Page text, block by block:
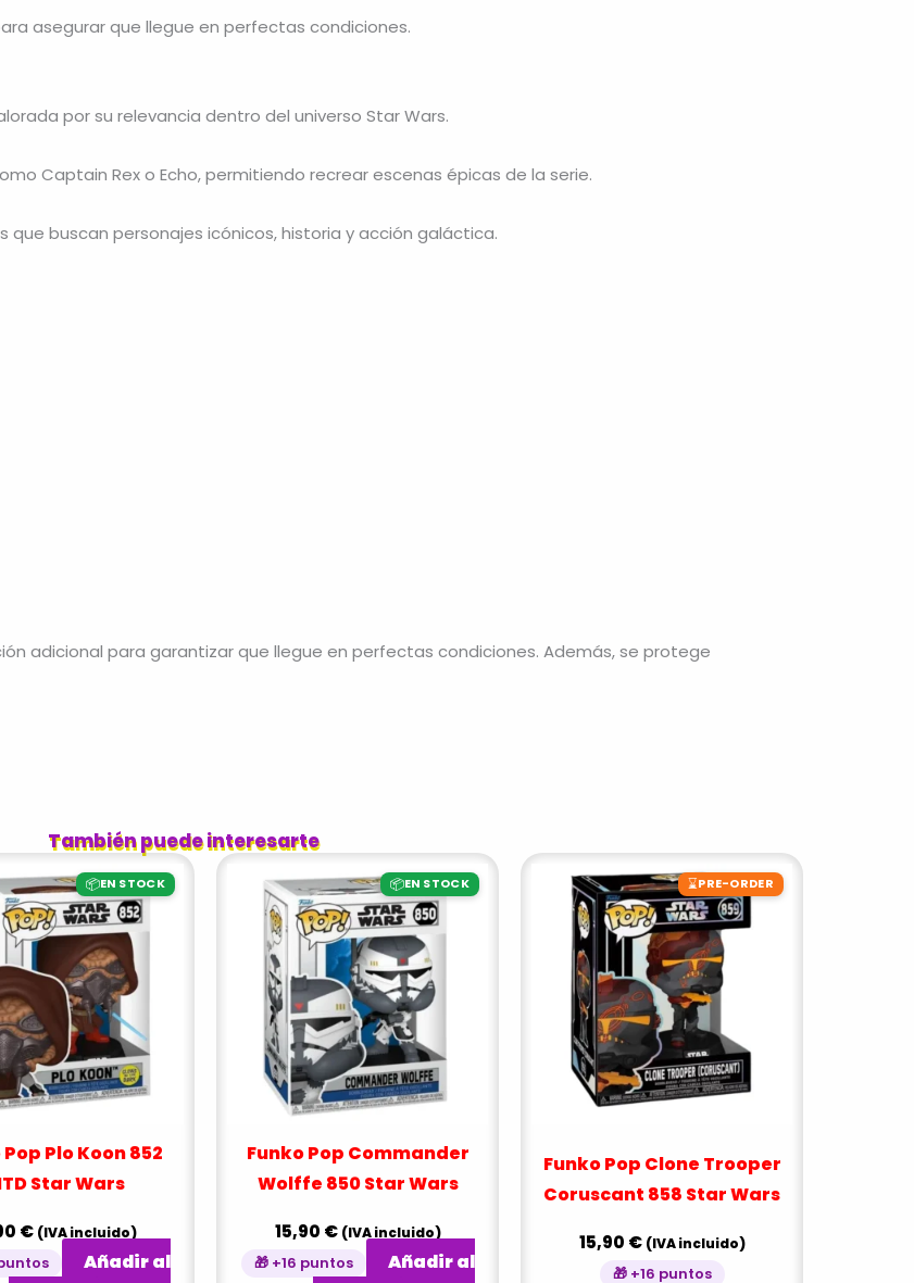
asegurar que llegue en perfectas condiciones.
por su relevancia dentro del universo Star Wars.
Captain Rex o Echo, permitiendo recrear escenas épicas de la serie.
buscan personajes icónicos, historia y acción galáctica.
adicional para garantizar que llegue en perfectas condiciones. Además, se protege
También puede interesarte
📦EN STOCK
Plo Koon 852
Star Wars
€ (IVA incluido)
Añadir al
📦EN STOCK
Funko Pop Commander
Wolffe 850 Star Wars
15,90 € (IVA incluido)
🎁 +16 puntos Añadir al
⌛PRE-ORDER
Funko Pop Clone Trooper
Coruscant 858 Star Wars
15,90 € (IVA incluido)
🎁 +16 puntos